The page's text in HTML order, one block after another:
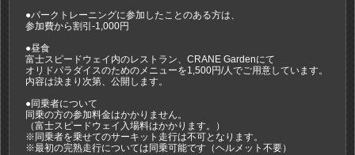
●パークトレーニングに参加したことのある方は、
参加費から割引-1,000円
●昼食
富士スピードウェイ内のレストラン、CRANE Gardenにて
オリドパラダイスのためのメニューを1,500円/人でご用意しています。
内容は決まり次第、公開します。
●同乗者について
同乗の方の参加料金はかかりません。
（富士スピードウェイ入場料はかかります。）
※同乗者を乗せてのサーキット走行は不可となります。
※最初の完熟走行については同乗可能です（ヘルメット不要）